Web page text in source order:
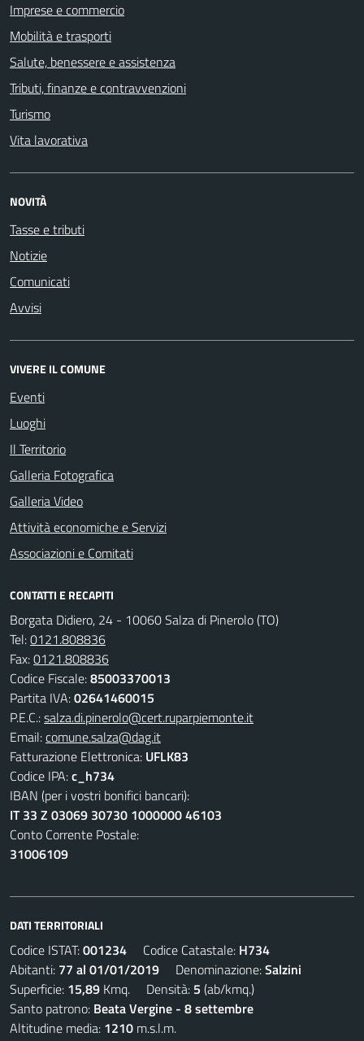
Imprese e commercio
Mobilità e trasporti
Salute, benessere e assistenza
Tributi, finanze e contravvenzioni
Turismo
Vita lavorativa
NOVITÀ
Tasse e tributi
Notizie
Comunicati
Avvisi
VIVERE IL COMUNE
Eventi
Luoghi
Il Territorio
Galleria Fotografica
Galleria Video
Attività economiche e Servizi
Associazioni e Comitati
CONTATTI E RECAPITI
Borgata Didiero, 24 - 10060 Salza di Pinerolo (TO)
Tel:0121.808836
Fax:0121.808836
Codice Fiscale:85003370013
Partita IVA:02641460015
P.E.C.:salza.di.pinerolo@cert.ruparpiemonte.it
Email:comune.salza@dag.it
Fatturazione Elettronica: UFLK83
Codice IPA:c_h734
IBAN (per i vostri bonifici bancari):
IT 33 Z 03069 30730 1000000 46103
Conto Corrente Postale:
31006109
DATI TERRITORIALI
Codice ISTAT:001234 Codice Catastale: H734
Abitanti: 77 al 01/01/2019 Denominazione:Salzini
Superficie: 15,89 Kmq. Densità: 5 (ab/kmq.)
Santo patrono: Beata Vergine - 8 settembre
Altitudine media: 1210 m.s.l.m.